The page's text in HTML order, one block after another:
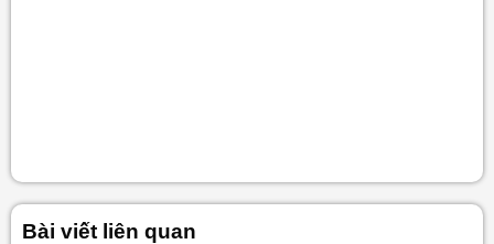
Bài viết liên quan